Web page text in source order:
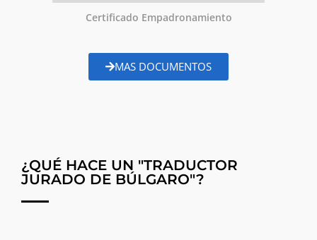
Certificado Empadronamiento
MAS DOCUMENTOS
¿QUÉ HACE UN "TRADUCTOR
JURADO DE BÚLGARO"?